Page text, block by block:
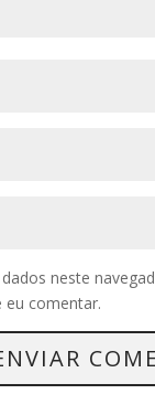
neste
eu comentar.